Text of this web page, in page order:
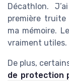
Décathlon.
première
ma mémoire.
vraiment utiles.
De plus,
de protection